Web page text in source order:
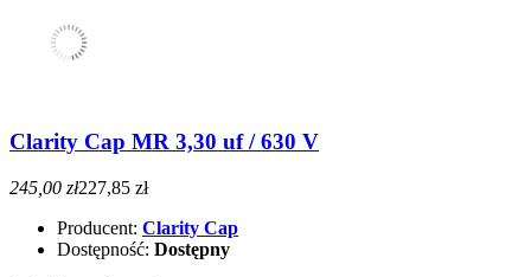
Clarity Cap MR 3,30 uf / 630 V
245,00 zł227,85 zł
Producent: Clarity Cap
Dostępność: Dostępny